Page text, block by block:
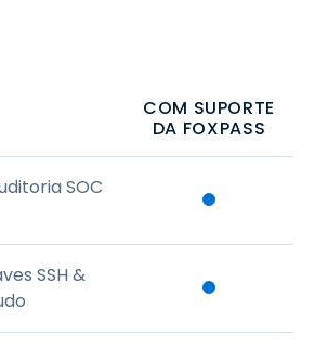
COM SUPORTE
DA FOXPASS
SOC
SSH &